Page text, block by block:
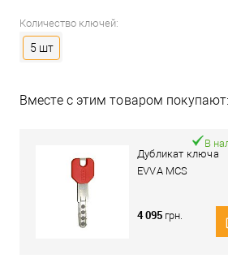
Количество ключей:
5 шт
Вместе с этим товаром покупают:
Дубликат ключа
EVVA MCS
В
4 095 грн.